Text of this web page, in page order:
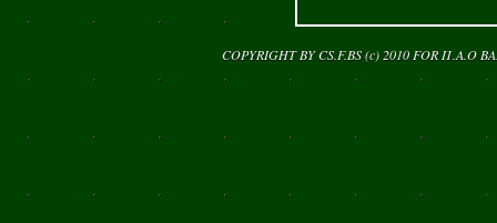
COPYRIGHT BY CS.F.BS (c) 2010 FORΠ.Α.Ο